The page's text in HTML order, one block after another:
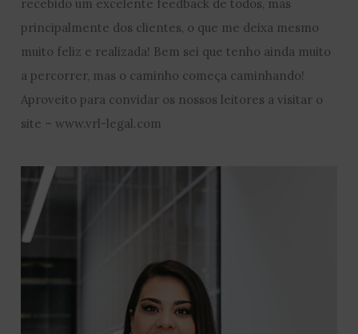
recebido um excelente feedback de todos, mas
principalmente dos clientes, o que me deixa mesmo
muito feliz e realizada! Bem sei que tenho ainda muito
a percorrer, mas o caminho começa caminhando!
Aproveito para convidar os nossos leitores a visitar o
site – www.vrl-legal.com